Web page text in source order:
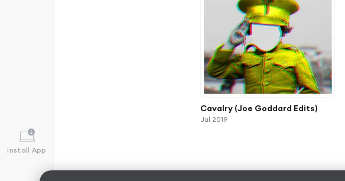
Install App
Cavalry (Joe Goddard Edits)
Jul 2019